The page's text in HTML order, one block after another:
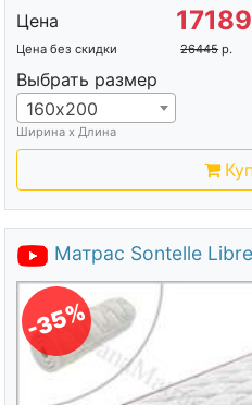
Цена 17189
Цена без скидки 26445 р.
Выбрать размер
160х200
Ширина х Длина
Матрас Sontelle
-35%